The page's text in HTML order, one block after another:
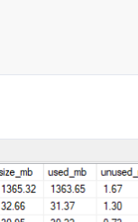
2) AS
* 8) /